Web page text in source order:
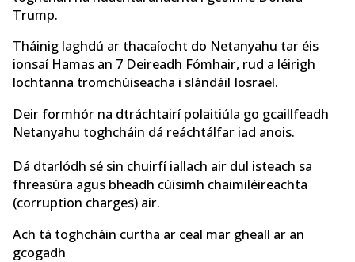
Trump.
Tháinig laghdú ar thacaíocht do Netanyahu tar éis
ionsaí Hamas an 7 Deireadh Fómhair, rud a léirigh
lochtanna tromchúiseacha i slándáil Iosrael.
Deir formhór na dtráchtairí polaitiúla go gcaillfeadh
Netanyahu toghcháin dá reáchtálfar iad anois.
Dá dtarlódh sé sin chuirfí iallach air dul isteach sa
fhreasúra agus bheadh ​​cúisimh chaimiléireachta
(corruption charges) air.
Ach tá toghcháin curtha ar ceal mar gheall ar an
gcogadh